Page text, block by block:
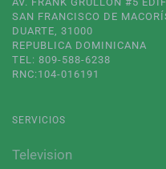
SAN FRANCISCO DE
DUARTE, 31000
REPUBLICA DOMINICANA
TEL: 809-588-6238
RNC:104-016191
SERVICIOS
Television